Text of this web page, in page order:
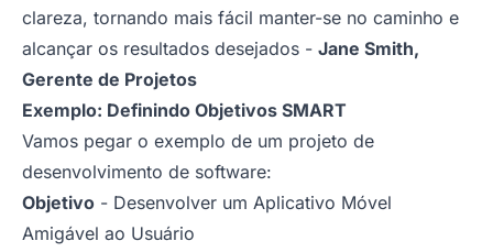
clareza, tornando mais fácil manter-se no caminho e
alcançar os resultados desejados - Jane Smith,
Gerente de Projetos
Exemplo: Definindo Objetivos SMART
Vamos pegar o exemplo de um projeto de
desenvolvimento de software:
Objetivo - Desenvolver um Aplicativo Móvel
Amigável ao Usuário